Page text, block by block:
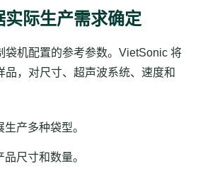
实际生产需求确定
袋机配置的参考参数。VietSonic 将
品，对尺寸、超声波系统、速度和
产多种袋型。
尺寸和数量。